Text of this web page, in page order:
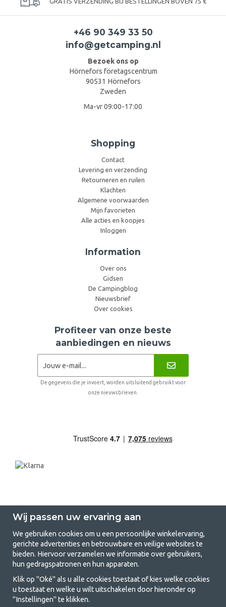
+46 90 349 33 50
info@getcamping.nl
Bezoek ons op
Hörnefors företagscentrum
90531 Hörnefors
Zweden
Ma-vr 09:00-17:00
Shopping
Contact
Levering en verzending
Retourneren en ruilen
Klachten
Algemene voorwaarden
Mijn favorieten
Alle acties en koopjes
Inloggen
Information
Over ons
Gidsen
De Campingblog
Nieuwsbrief
Over cookies
Profiteer van onze beste
aanbiedingen en nieuws
De gegevens die je invoert, worden uitsluitend gebruikt voor
onze nieuwsbrieven.
GetCamping.nl - Jouw winkel voor
kamperen en buitenleven
Kamperen kan een levensstijl zijn of een manier om het gezin samen te
brengen voor een gezamenlijk avontuur. Welke categorie je ook kiest,
bij ons vind je alles wat je nodig hebt aan kampeeraccessoires. Wij
Wij passen uw ervaring aan
We gebruiken cookies om u een persoonlijke winkelervaring,
gerichte advertenties en betrouwbare en veilige websites te
bieden. Hiervoor verzamelen we informatie over gebruikers,
hun gedragspatronen en hun apparaten.
Klik op "Oké" als u alle cookies toestaat of kies welke cookies
u toestaat en welke u wilt uitschakelen door hieronder op
"Instellingen" te klikken.